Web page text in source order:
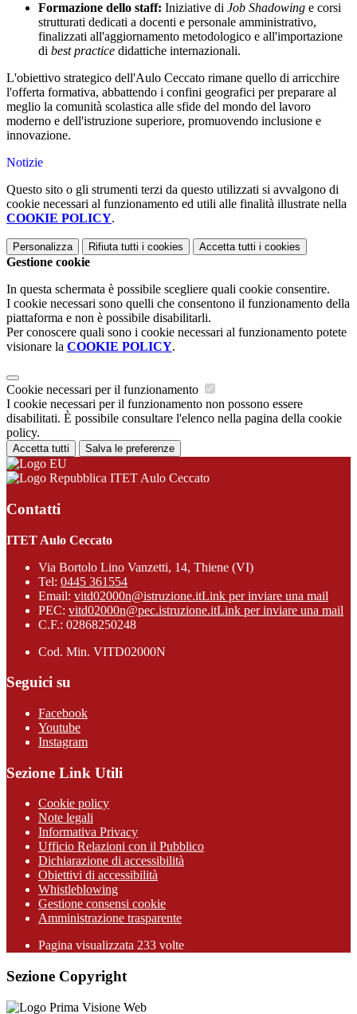
Formazione dello staff: Iniziative di Job Shadowing e corsi
strutturati dedicati a docenti e personale amministrativo,
finalizzati all'aggiornamento metodologico e all'importazione
di best practice didattiche internazionali.
L'obiettivo strategico dell'Aulo Ceccato rimane quello di arricchire
l'offerta formativa, abbattendo i confini geografici per preparare al
meglio la comunità scolastica alle sfide del mondo del lavoro
moderno e dell'istruzione superiore, promuovendo inclusione e
innovazione.
Notizie
Questo sito o gli strumenti terzi da questo utilizzati si avvalgono di
cookie necessari al funzionamento ed utili alle finalità illustrate nella
COOKIE POLICY.
Personalizza Rifiuta tutti i cookies Accetta tutti i cookies
Gestione cookie
In questa schermata è possibile scegliere quali cookie consentire.
I cookie necessari sono quelli che consentono il funzionamento della
piattaforma e non è possibile disabilitarli.
Per conoscere quali sono i cookie necessari al funzionamento potete
visionare la COOKIE POLICY.
Cookie necessari per il funzionamento
I cookie necessari per il funzionamento non possono essere
disabilitati. È possibile consultare l'elenco nella pagina della cookie
policy.
Accetta tutti Salva le preferenze
ITET Aulo Ceccato
Contatti
ITET Aulo Ceccato
Via Bortolo Lino Vanzetti, 14, Thiene (VI)
Tel: 0445 361554
Email: vitd02000n@istruzione.itLink per inviare una mail
PEC: vitd02000n@pec.istruzione.itLink per inviare una mail
C.F.: 02868250248
Cod. Min. VITD02000N
Seguici su
Facebook
Youtube
Instagram
Sezione Link Utili
Cookie policy
Note legali
Informativa Privacy
Ufficio Relazioni con il Pubblico
Dichiarazione di accessibilità
Obiettivi di accessibilità
Whistleblowing
Gestione consensi cookie
Amministrazione trasparente
Pagina visualizzata 233 volte
Sezione Copyright